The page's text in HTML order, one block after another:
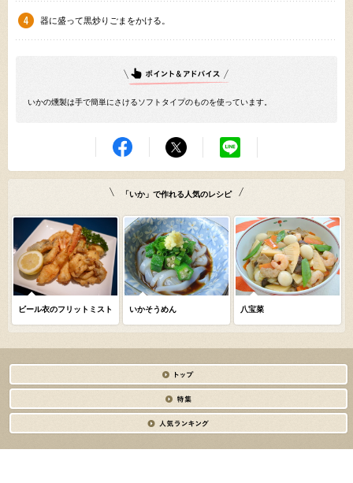
器に盛って黒炒りごまをかける。
いかの燻製は手で簡単にさけるソフトタイプのものを使っています。
「いか」で作れる人気のレシピ
ビール衣のフリットミスト いかそうめん 八宝菜